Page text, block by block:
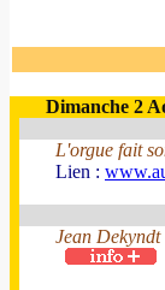
Dimanche 2
L'orgue fait
Lien :
Jean Dekyndt